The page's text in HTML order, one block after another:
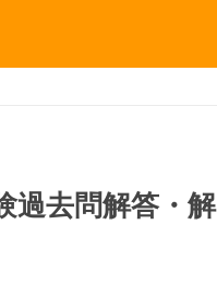
過去問解答・解